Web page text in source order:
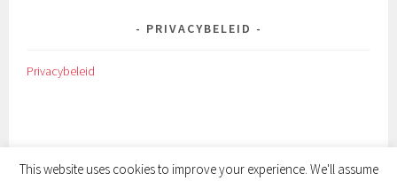
PRIVACYBELEID
Privacybeleid
This website uses cookies to improve your experience. We'll assume